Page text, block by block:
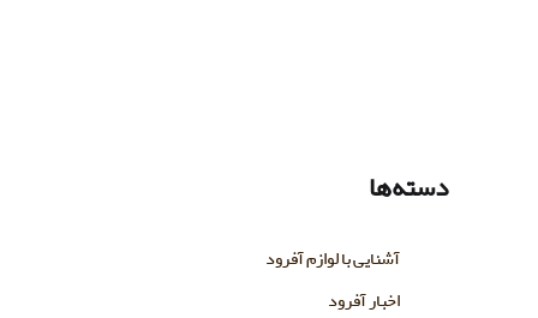
دسته‌ها
آشنایی با لوازم آفرود
اخبار آفرود